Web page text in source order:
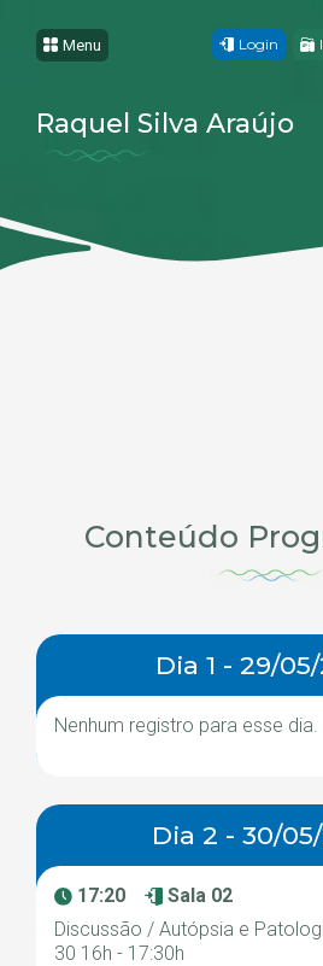
Raquel Silva Araújo
Menu Login
Conteúdo
Dia 1 - 29/
Nenhum registro para esse dia.
Dia 2 - 30/
17:20
Sala 02
Discussão / Autópsia e
30 16h - 17:30h